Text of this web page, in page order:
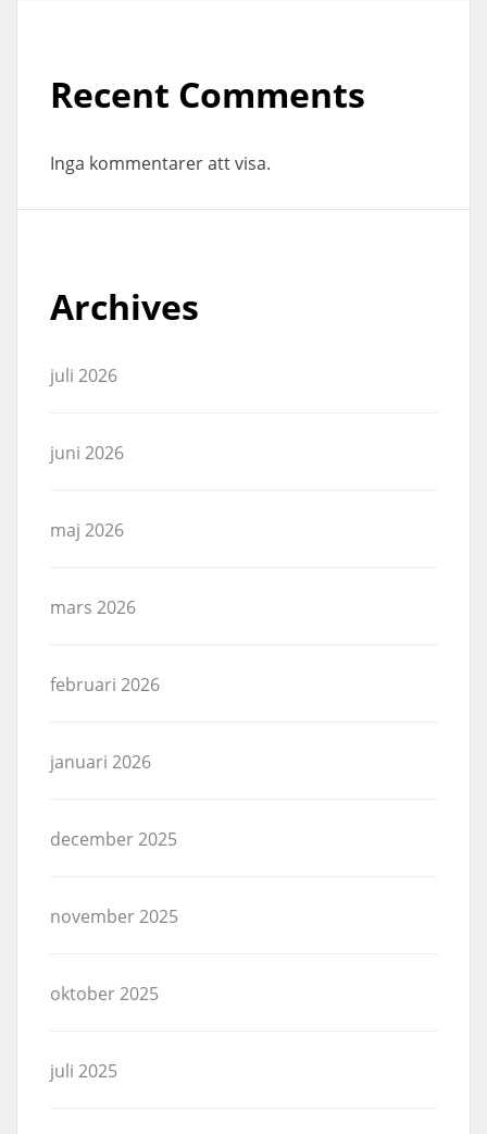
Recent Comments
Inga kommentarer att visa.
Archives
juli 2026
juni 2026
maj 2026
mars 2026
februari 2026
januari 2026
december 2025
november 2025
oktober 2025
juli 2025